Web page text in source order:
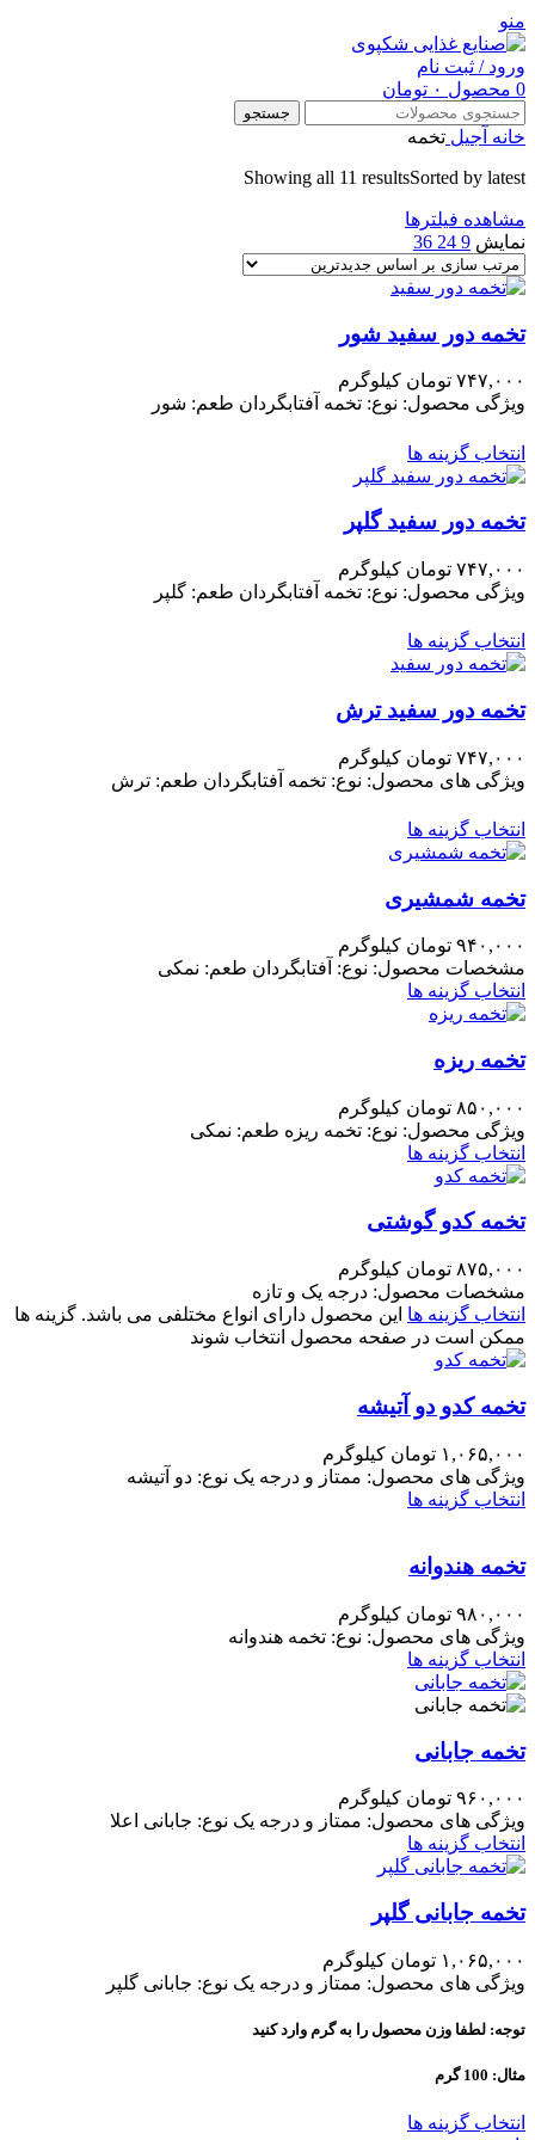
منو
ورود / ثبت نام
0 محصول ۰ تومان
جستجو
خانه آجیل تخمه
Showing all 11 resultsSorted by latest
مشاهده فیلترها
نمایش 9
24
36
تخمه دور سفید شور
۷۴۷,۰۰۰ تومان کیلوگرم
ویژگی محصول: نوع: تخمه آفتابگردان طعم: شور
انتخاب گزینه ها
تخمه دور سفید گلپر
۷۴۷,۰۰۰ تومان کیلوگرم
ویژگی محصول: نوع: تخمه آفتابگردان طعم: گلپر
انتخاب گزینه ها
تخمه دور سفید ترش
۷۴۷,۰۰۰ تومان کیلوگرم
ویژگی های محصول: نوع: تخمه آفتابگردان طعم: ترش
انتخاب گزینه ها
تخمه شمشیری
۹۴۰,۰۰۰ تومان کیلوگرم
مشخصات محصول: نوع: آفتابگردان طعم: نمکی
انتخاب گزینه ها
تخمه ریزه
۸۵۰,۰۰۰ تومان کیلوگرم
ویژگی محصول: نوع: تخمه ریزه طعم: نمکی
انتخاب گزینه ها
تخمه کدو گوشتی
۸۷۵,۰۰۰ تومان کیلوگرم
مشخصات محصول: درجه یک و تازه
انتخاب گزینه ها این محصول دارای انواع مختلفی می باشد. گزینه ها
ممکن است در صفحه محصول انتخاب شوند
تخمه کدو دو آتیشه
۱,۰۶۵,۰۰۰ تومان کیلوگرم
ویژگی های محصول: ممتاز و درجه یک نوع: دو آتیشه
انتخاب گزینه ها
تخمه هندوانه
۹۸۰,۰۰۰ تومان کیلوگرم
ویژگی های محصول: نوع: تخمه هندوانه
انتخاب گزینه ها
تخمه جابانی
۹۶۰,۰۰۰ تومان کیلوگرم
ویژگی های محصول: ممتاز و درجه یک نوع: جابانی اعلا
انتخاب گزینه ها
تخمه جابانی گلپر
۱,۰۶۵,۰۰۰ تومان کیلوگرم
ویژگی های محصول: ممتاز و درجه یک نوع: جابانی گلپر
توجه: لطفا وزن محصول را به گرم وارد کنید
مثال: 100 گرم
انتخاب گزینه ها